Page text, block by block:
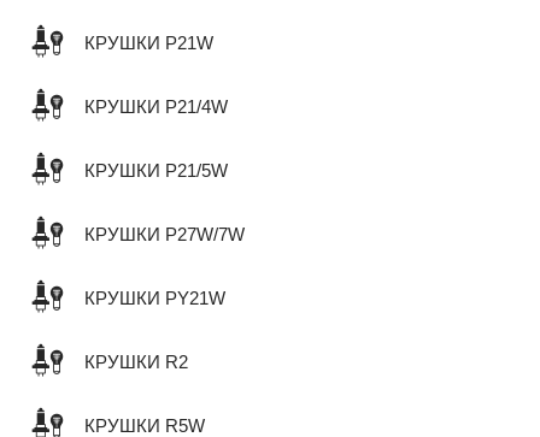
КРУШКИ P21W
КРУШКИ P21/4W
КРУШКИ P21/5W
КРУШКИ P27W/7W
КРУШКИ PY21W
КРУШКИ R2
КРУШКИ R5W